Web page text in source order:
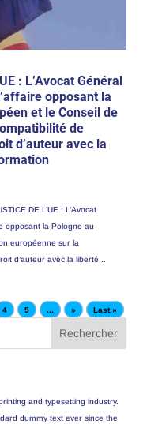
: L’Avocat Général
opposant la
et le Conseil de
de
d’auteur avec la
DE L’UE : L’Avocat
opposant la Pologne au
européenne sur la
d’auteur avec la liberté...
4 5 » Last »
and typesetting industry.
dummy text ever since the